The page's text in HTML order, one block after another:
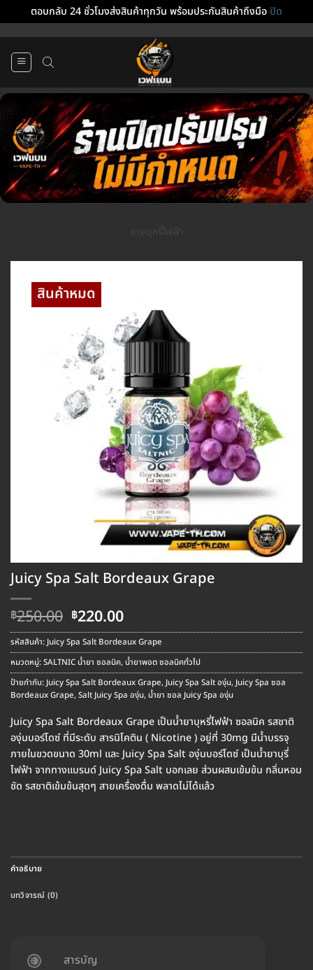
ตอบกลับ 24 ชั่วโมงส่งสินค้าทุกวัน พร้อมประกันสินค้าถึงมือปิด
Juicy Spa Salt Bordeaux Grape
฿250.00 Original
price
was:
฿250.00.
฿220.00Current
price
is:
฿220.00.
รหัสสินค้า:Juicy Spa Salt Bordeaux Grape
หมวดหมู่:SALTNIC น้ำยา ซอลนิค, น้ำยาพอต ซอลนิคทั่วไป
ป้ายกำกับ:Juicy Spa Salt Bordeaux Grape, Juicy Spa Salt องุ่น, Juicy Spa ซอล
Bordeaux Grape, Salt Juicy Spa องุ่น, น้ำยา ซอล Juicy Spa องุ่น
Juicy Spa Salt Bordeaux Grape เป็นน้ำยาบุหรี่ไฟฟ้า ซอลนิค รสชาติ
องุ่นบอร์โดซ์ ที่มีระดับ สารนิโคติน ( Nicotine ) อยู่ที่ 30mg มีน้ำบรรจุ
ภายในขวดขนาด 30ml และ Juicy Spa Salt องุ่นบอร์โดซ์ เป็นน้ำยาบุรี่
ไฟฟ้า จากทางแบรนด์ Juicy Spa Salt บอกเลย ส่วนผสมเข้มข้น กลิ่นหอม
ชัด รสชาติเข้มข้นสุดๆ สายเครื่องดื่ม พลาดไม่ได้แล้ว
คำอธิบาย
บทวิจารณ์ (0)
สารบัญ